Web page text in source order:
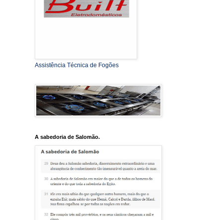
Assistência Técnica de Fogões
A sabedoria de Salomão.